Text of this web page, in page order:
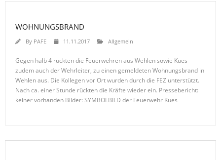
WOHNUNGSBRAND
By PAFE 11.11.2017 Allgemein
Gegen halb 4 rückten die Feuerwehren aus Wehlen sowie Kues
zudem auch der Wehrleiter, zu einen gemeldeten Wohnungsbrand in
Wehlen aus. Die Kollegen vor Ort wurden durch die FEZ unterstützt.
Nach ca. einer Stunde rückten die Kräfte wieder ein. Pressebericht:
keiner vorhanden Bilder: SYMBOLBILD der Feuerwehr Kues